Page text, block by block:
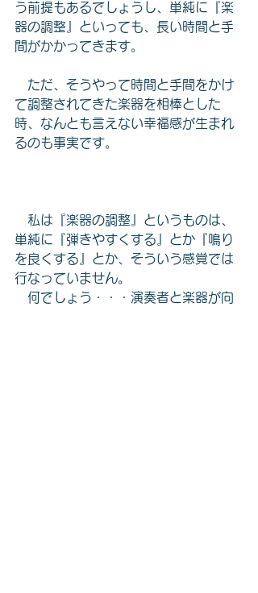
う前提もあるでしょうし、単純に『楽
器の調整』といっても、長い時間と手
間がかかってきます。
ただ、そうやって時間と手間をかけ
て調整されてきた楽器を相棒とした
時、なんとも言えない幸福感が生まれ
るのも事実です。
私は『楽器の調整』というものは、
単純に『弾きやすくする』とか『鳴り
を良くする』とか、そういう感覚では
行なっていません。
何でしょう・・・演奏者と楽器が向